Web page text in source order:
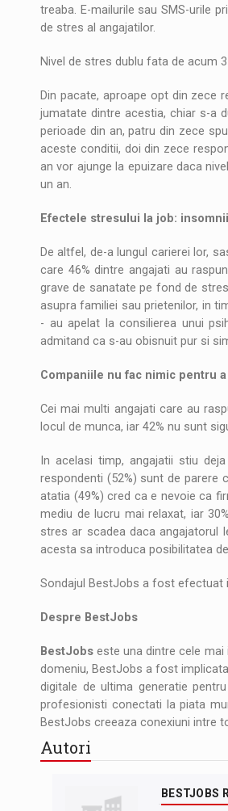
treaba. E-mailurile sau SMS-urile
de stres al angajatilor.
Nivel de stres dublu fata de acum
Din pacate, aproape opt din zece
jumatate dintre acestia, chiar s-a
perioade din an, patru din zece
aceste conditii, doi din zece
an vor ajunge la epuizare daca
un an.
Efectele stresului la job:
De altfel, de-a lungul carierei lor,
care 46% dintre angajati au
grave de sanatate pe fond de
asupra familiei sau prietenilor, in
- au apelat la consilierea unui
admitand ca s-au obisnuit pur si
Companiile nu fac nimic pentru
Cei mai multi angajati care au
locul de munca, iar 42% nu sunt
In acelasi timp, angajatii stiu
respondenti (52%) sunt de parere
atatia (49%) cred ca e nevoie ca
mediu de lucru mai relaxat, iar
stres ar scadea daca angajatorul
acesta sa introduca posibilitatea
Sondajul BestJobs a fost efectuat
Despre BestJobs
BestJobs este una dintre cele mai
domeniu, BestJobs a fost
digitale de ultima generatie
profesionisti conectati la piata
BestJobs creeaza conexiuni intre
Autori
BESTJOBS